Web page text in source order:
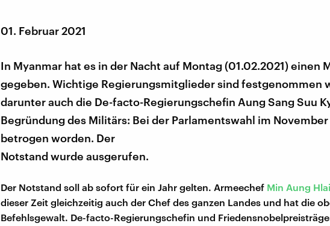
01. Februar 2021
In Myanmar hat es in der Nacht auf Montag (01.02.2021) einen
gegeben. Wichtige Regierungsmitglieder sind festgenommen
darunter auch die De-facto-Regierungschefin Aung Sang Suu
Begründung des Militärs: Bei der Parlamentswahl im November
betrogen worden. Der
Notstand wurde ausgerufen.
Der Notstand soll ab sofort für ein Jahr gelten. Armeechef Min Aung
dieser Zeit gleichzeitig auch der Chef des ganzen Landes und hat die
Befehlsgewalt. De-facto-Regierungschefin und